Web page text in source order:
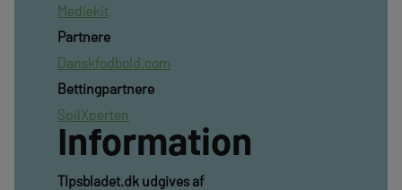
Mediekit
Partnere
Danskfodbold.com
Bettingpartnere
SpilXperten
Information
TIpsbladet.dk udgives af